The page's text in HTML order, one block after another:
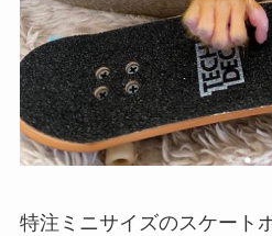
特注ミニサイズのスケート